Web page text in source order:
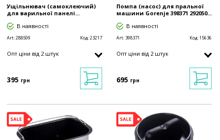
Ущільнювач (самоклеючий)
для варильної панелі...
В наявності
Art:288509 Код:23217
Опт ціни від 2 штук
395 грн
Помпа (насос) для пральної
машини Gorenje 398371 292050...
В наявності
Art: 398371 Код:15636
Опт ціни від 2 штук
695 грн